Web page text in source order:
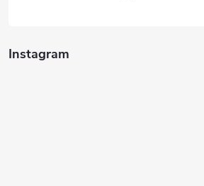
Instagram